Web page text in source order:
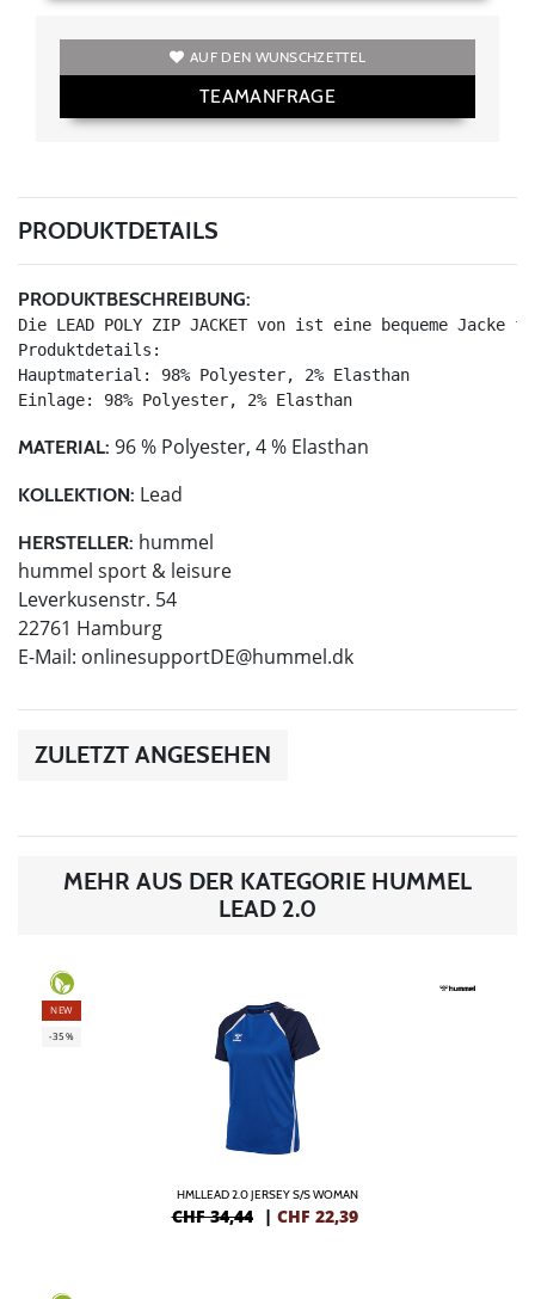
AUF DEN WUNSCHZETTEL
TEAMANFRAGE
PRODUKTDETAILS
PRODUKTBESCHREIBUNG:
Die LEAD POLY ZIP JACKET von ist eine bequeme
Produktdetails:
Hauptmaterial: 98% Polyester, 2% Elasthan
Einlage: 98% Polyester, 2% Elasthan
MATERIAL: 96 % Polyester, 4 % Elasthan
KOLLEKTION: Lead
HERSTELLER: hummel
hummel sport & leisure
Leverkusenstr. 54
22761 Hamburg
E-Mail: onlinesupportDE@hummel.dk
ZULETZT ANGESEHEN
MEHR AUS DER KATEGORIE HUMMEL
LEAD 2.0
NEW
-35%
HMLLEAD 2.0 JERSEY S/S WOMAN
CHF 34,44 | CHF 22,39